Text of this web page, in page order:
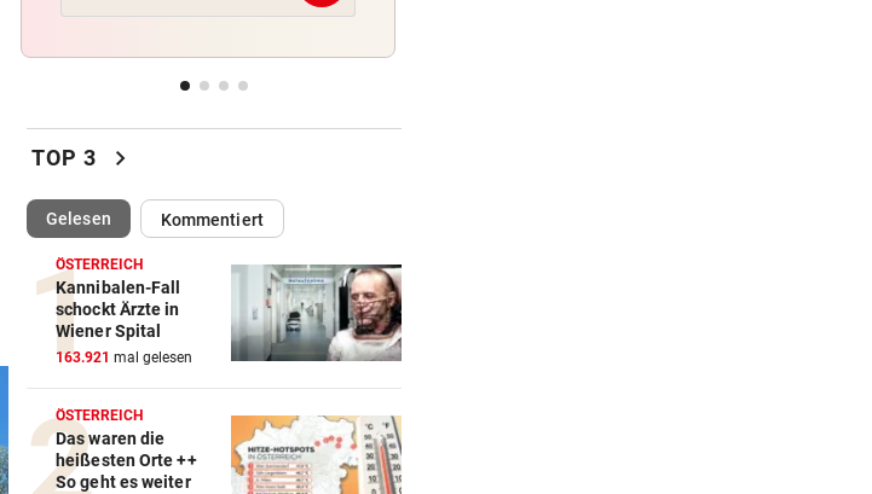
Bundespräsident zeigt: So
Erneuter Allzeit-Rekord ++ Hitze
noch nicht vorbei
BEAMTE SIND AM ZUG
Feilschen um neue Klimahilfen
geht munter weiter
POLIZEI SUCHT HINWEISE vor 8 Stunden
Goldkettenräuber von Graz:
TOP 3 chevron_right
Gelesen(ausgewählt)Kommentiert
ÖSTERREICH
Kannibalen-Fall
schockt Ärzte in
Wiener Spital
163.921 mal gelesen
ÖSTERREICH
Das waren die
heißesten Orte ++
So geht es weiter